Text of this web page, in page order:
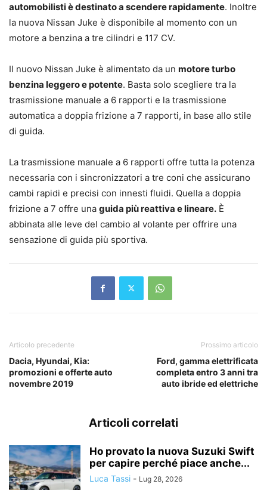
automobilisti è destinato a scendere rapidamente. Inoltre
la nuova Nissan Juke è disponibile al momento con un
motore a benzina a tre cilindri e 117 CV.
Il nuovo Nissan Juke è alimentato da un motore turbo
benzina leggero e potente. Basta solo scegliere tra la
trasmissione manuale a 6 rapporti e la trasmissione
automatica a doppia frizione a 7 rapporti, in base allo stile
di guida.
La trasmissione manuale a 6 rapporti offre tutta la potenza
necessaria con i sincronizzatori a tre coni che assicurano
cambi rapidi e precisi con innesti fluidi. Quella a doppia
frizione a 7 offre una guida più reattiva e lineare. È
abbinata alle leve del cambio al volante per offrire una
sensazione di guida più sportiva.
Articolo precedente
Dacia, Hyundai, Kia:
promozioni e offerte auto
novembre 2019
Prossimo articolo
Ford, gamma elettrificata
completa entro 3 anni tra
auto ibride ed elettriche
Articoli correlati
Ho provato la nuova Suzuki Swift
per capire perché piace anche...
Luca Tassi - Lug 28, 2026